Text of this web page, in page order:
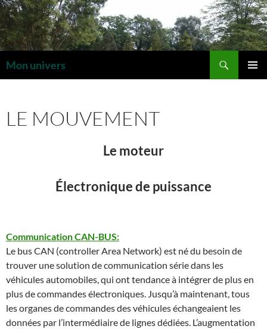
Aller
au
contenu
Mon univers
LE MOUVEMENT
Le moteur
Électronique de puissance
Communication CAN-BUS:
Le bus CAN (controller Area Network) est né du besoin de
trouver une solution de communication série dans les
véhicules automobiles, qui ont tendance à intégrer de plus en
plus de commandes électroniques. Jusqu’à maintenant, tous
les organes de commandes des véhicules échangeaient les
données par l’intermédiaire de lignes dédiées. L’augmentation